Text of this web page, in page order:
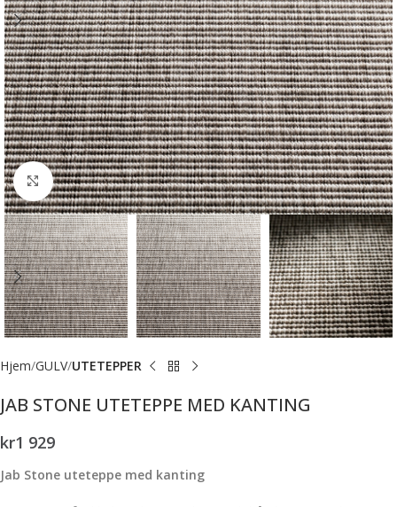
Forstørr bilde
Hjem GULV UTETEPPER
JAB STONE UTETEPPE MED KANTING
kr1 929
Jab Stone uteteppe med kanting